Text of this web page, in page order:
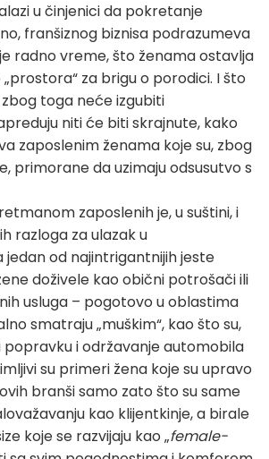
u činjenici da pokretanje
franšiznog biznisa podrazumeva
radno vreme, što ženama ostavlja
za brigu o porodici. I što
toga neće izgubiti
niti će biti skrajnute, kako
zaposlenim ženama koje su, zbog
primorane da uzimaju odsusutvo s
zaposlenih je, u suštini, i
razloga za ulazak u
jedan od najintrigantnijih jeste
doživele kao obični potrošači ili
usluga – pogotovo u oblastima
smatraju „muškim“, kao što su,
popravku i održavanje automobila
su primeri žena koje su upravo
branši samo zato što su same
kao klijentkinje, a birale
koje se razvijaju kao „female-